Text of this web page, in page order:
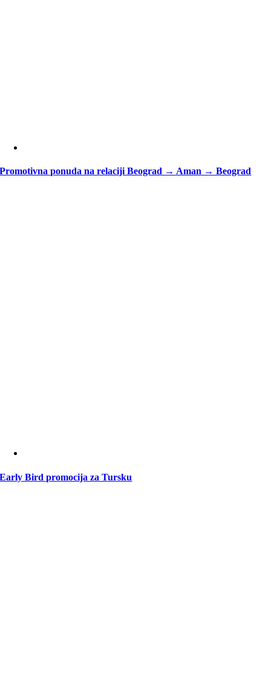
Promotivna ponuda na relaciji Beograd → Aman → Beograd
Early Bird promocija za Tursku